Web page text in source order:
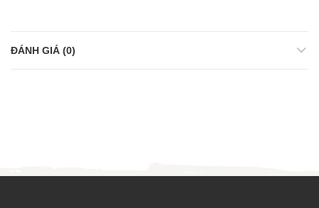
ĐÁNH GIÁ (0)